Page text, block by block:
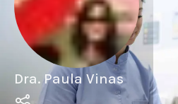
Dra. Paula Vinas